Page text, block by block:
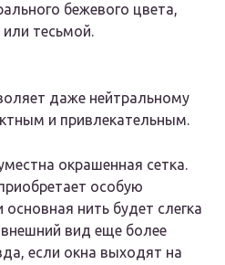
бежевого цвета,
тесьмой.
даже нейтральному
и привлекательным.
окрашенная сетка.
особую
нить будет слегка
вид еще более
если окна выходят на